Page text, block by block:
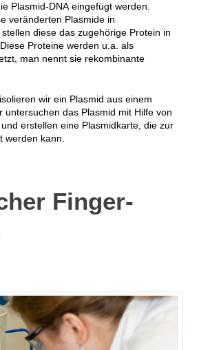
Plasmid-DNA eingefügt werden.
veränderten Plasmide in
diese das zugehörige Protein in
Proteine werden u.a. als
man nennt sie rekombinante
wir ein Plasmid aus einem
untersuchen das Plasmid mit Hilfe von
erstellen eine Plasmidkarte, die zur
werden kann.
Finger­